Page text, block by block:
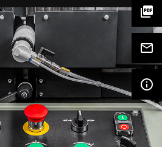
picture_as_pdf
mail_outline
info_outline